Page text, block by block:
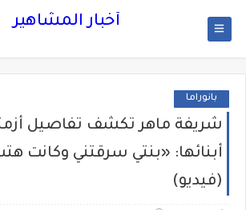
أخبار المشاهير
بانوراما
شريفة ماهر تكشف تفاصيل
أبنائها: «بنتي سرقتني وكانت
(فيديو)